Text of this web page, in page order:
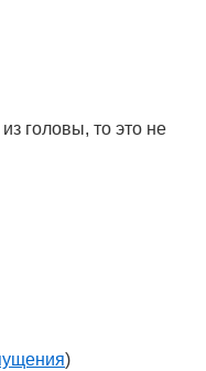
головы, то это не
)